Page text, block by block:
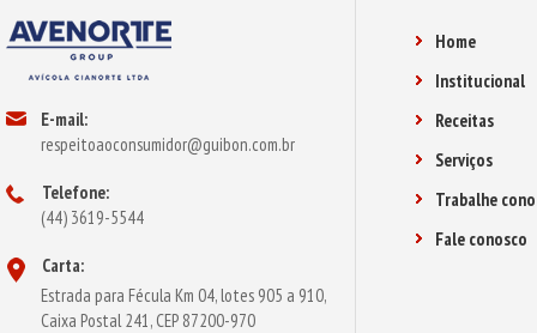
E-mail:
respeitoaoconsumidor@guibon.com.br
Telefone:
(44) 3619-5544
Carta:
Estrada para Fécula Km 04, lotes 905 a 910,
Caixa Postal 241, CEP 87200-970
Home
Institucional
Receitas
Serviços
Trabalhe
Fale conosco